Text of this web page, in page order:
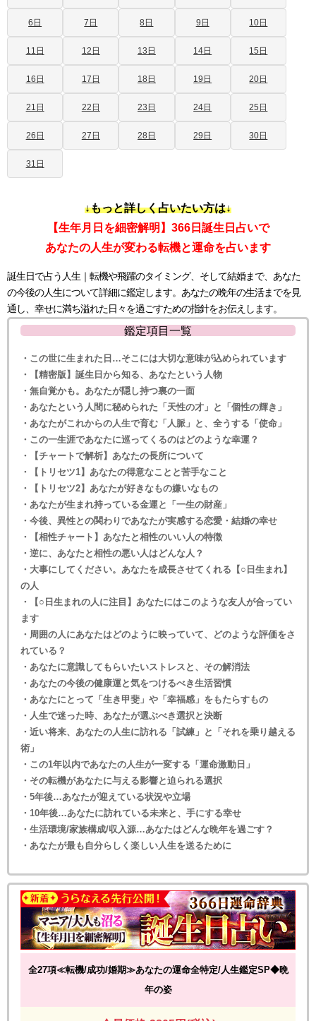
6日 7日 8日 9日 10日
11日 12日 13日 14日 15日
16日 17日 18日 19日 20日
21日 22日 23日 24日 25日
26日 27日 28日 29日 30日
31日
↓もっと詳しく占いたい方は↓
【生年月日を細密解明】366日誕生日占いで
あなたの人生が変わる転機と運命を占います
誕生日で占う人生｜転機や飛躍のタイミング、そして結婚まで、あなた
の今後の人生について詳細に鑑定します。あなたの晩年の生活までを見
通し、幸せに満ち溢れた日々を過ごすための指針をお伝えします。
鑑定項目一覧
・この世に生まれた日…そこには大切な意味が込められています
・【精密版】誕生日から知る、あなたという人物
・無自覚かも。あなたが隠し持つ裏の一面
・あなたという人間に秘められた「天性の才」と「個性の輝き」
・あなたがこれからの人生で育む「人脈」と、全うする「使命」
・この一生涯であなたに巡ってくるのはどのような幸運？
・【チャートで解析】あなたの長所について
・【トリセツ1】あなたの得意なことと苦手なこと
・【トリセツ2】あなたが好きなもの嫌いなもの
・あなたが生まれ持っている金運と「一生の財産」
・今後、異性との関わりであなたが実感する恋愛・結婚の幸せ
・【相性チャート】あなたと相性のいい人の特徴
・逆に、あなたと相性の悪い人はどんな人？
・大事にしてください。あなたを成長させてくれる【○日生まれ】
の人
・【○日生まれの人に注目】あなたにはこのような友人が合ってい
ます
・周囲の人にあなたはどのように映っていて、どのような評価をさ
れている？
・あなたに意識してもらいたいストレスと、その解消法
・あなたの今後の健康運と気をつけるべき生活習慣
・あなたにとって「生き甲斐」や「幸福感」をもたらすもの
・人生で迷った時、あなたが選ぶべき選択と決断
・近い将来、あなたの人生に訪れる「試練」と「それを乗り越える
術」
・この1年以内であなたの人生が一変する「運命激動日」
・その転機があなたに与える影響と迫られる選択
・5年後…あなたが迎えている状況や立場
・10年後…あなたに訪れている未来と、手にする幸せ
・生活環境/家族構成/収入源…あなたはどんな晩年を過ごす？
・あなたが最も自分らしく楽しい人生を送るために
全27項≪転機/成功/婚期≫あなたの運命全特定/人生鑑定SP◆晩
年の姿